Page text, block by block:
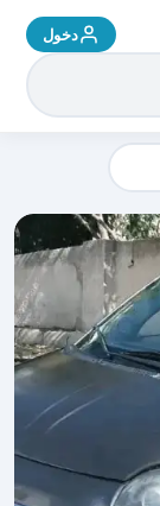
دخول